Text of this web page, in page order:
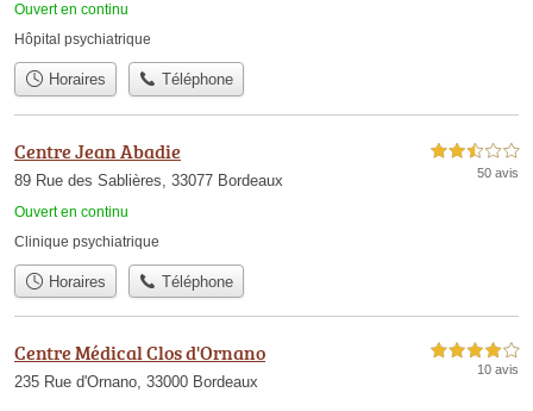
Ouvert en continu
Hôpital psychiatrique
Horaires Téléphone
Centre Jean Abadie
89 Rue des Sablières, 33077 Bordeaux
Ouvert en continu
2,5 étoiles sur 5
50 avis
Clinique psychiatrique
Horaires Téléphone
Centre Médical Clos d'Ornano
235 Rue d'Ornano, 33000 Bordeaux
4,0 étoiles sur 5
10 avis